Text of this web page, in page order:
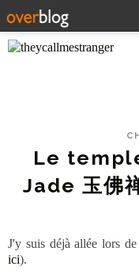
Le
Jade 玉佛
J'y suis déjà allée lors
ici).